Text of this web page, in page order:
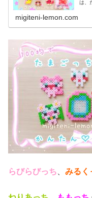
は、
migiteni-lemon.com
らびらびっち みるく